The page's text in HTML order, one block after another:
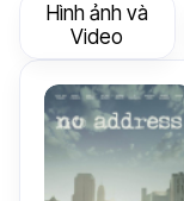
Hình ảnh và
Video